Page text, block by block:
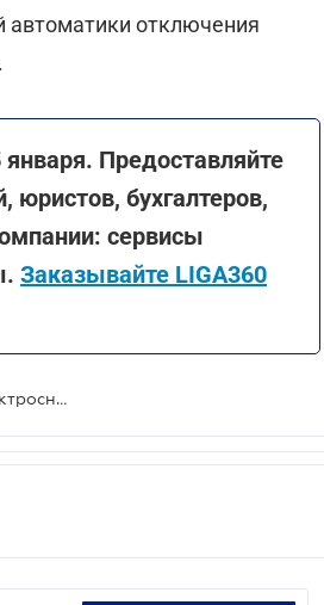
автоматики отключения
Предоставляйте
юристов, бухгалтеров,
сервисы
Заказывайте LIGA360
Правительство утвердило механизм бесперебойного электроснабжения предприятиям, покупающим импортированную электроэнергию